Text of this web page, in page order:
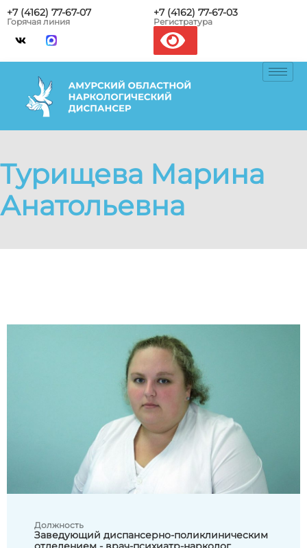
+7 (4162) 77-67-07
Горячая линия
+7 (4162) 77-67-03
Регистратура
Турищева Марина
Анатольевна
Должность
Заведующий диспансерно-поликлиническим